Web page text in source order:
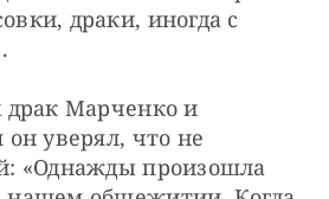
драки, иногда с
драк Марченко и
он уверял, что не
«Однажды произошла